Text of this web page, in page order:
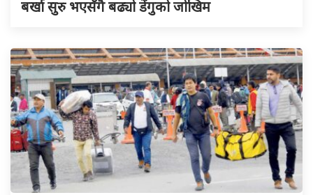
बर्खा सुरु भएसँगै बढ्यो डेंगुको जोखिम